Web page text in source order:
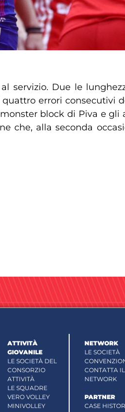
servizio. Due le
errori consecutivi
block di Piva e gli
che, alla seconda
ATTIVITÀ
GIOVANILE
LE SOCIETÀ DEL
CONSORZIO
ATTIVITÀ
LE SQUADRE
VERO VOLLEY
MINIVOLLEY
NETWORK
LE SOCIETÀ
CONTATTA IL
NETWORK
PARTNER
CASE